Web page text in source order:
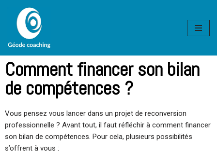
Aller
contenu
Comment financer son bilan
de compétences ?
Vous pensez vous lancer dans un projet de reconversion
professionnelle ? Avant tout, il faut réfléchir à comment financer
son bilan de compétences. Pour cela, plusieurs possibilités
s’offrent à vous :